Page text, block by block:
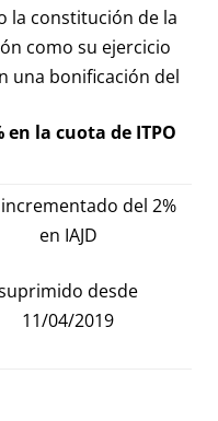
la constitución de la
como su ejercicio
una bonificación del
en la cuota de ITPO
del 2%
en IAJD
desde
11/04/2019